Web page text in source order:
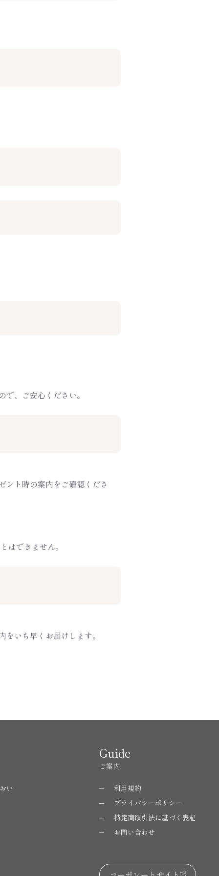
、ご安心ください。
ント時の案内をご確認くださ
はできません。
いち早くお届けします。
い
Guide
ご案内
利用規約
プライバシーポリシー
特定商取引法に基づく表記
お問い合わせ